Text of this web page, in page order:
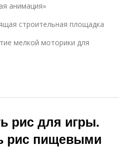
анимация»
строительная площадка
мелкой моторики для
рис для игры.
рис пищевыми